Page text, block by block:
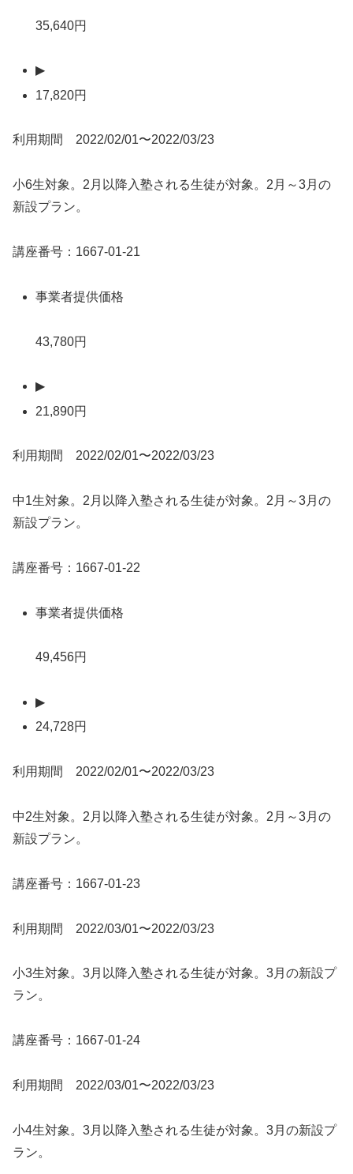
35,640円
▶
17,820円
利用期間 2022/02/01〜2022/03/23
小6生対象。2月以降入塾される生徒が対象。2月～3月の
新設プラン。
講座番号：1667-01-21
事業者提供価格
43,780円
▶
21,890円
利用期間 2022/02/01〜2022/03/23
中1生対象。2月以降入塾される生徒が対象。2月～3月の
新設プラン。
講座番号：1667-01-22
事業者提供価格
49,456円
▶
24,728円
利用期間 2022/02/01〜2022/03/23
中2生対象。2月以降入塾される生徒が対象。2月～3月の
新設プラン。
講座番号：1667-01-23
利用期間 2022/03/01〜2022/03/23
小3生対象。3月以降入塾される生徒が対象。3月の新設プ
ラン。
講座番号：1667-01-24
利用期間 2022/03/01〜2022/03/23
小4生対象。3月以降入塾される生徒が対象。3月の新設プ
ラン。